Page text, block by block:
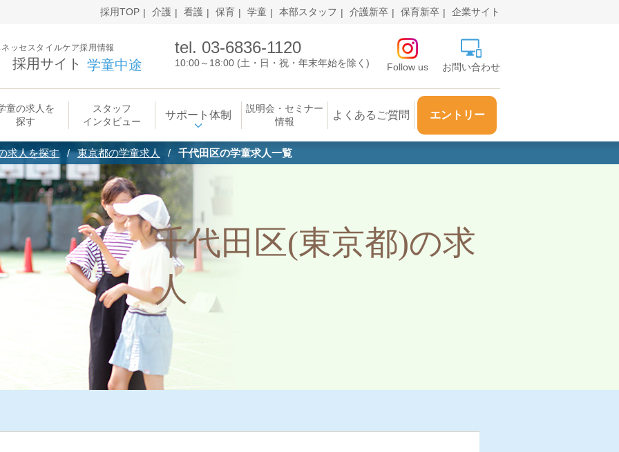
採用TOP 介護 看護 保育 学童 本部スタッフ 介護新卒 保育新卒 企業サイト
ッセスタイルケア採用情報
採用サイト 学童中途
tel. 03-6836-1120
10:00～18:00 (土・日・祝・年末年始を除く) Follow us お問い合わせ
童の求人を
探す
スタッフ
インタビュー
サポート体制
説明会・セミナー
情報
よくあるご質問 エントリー
求人を探す 東京都の学童求人 千代田区の学童求人一覧
千代田区(東京都)の求
人